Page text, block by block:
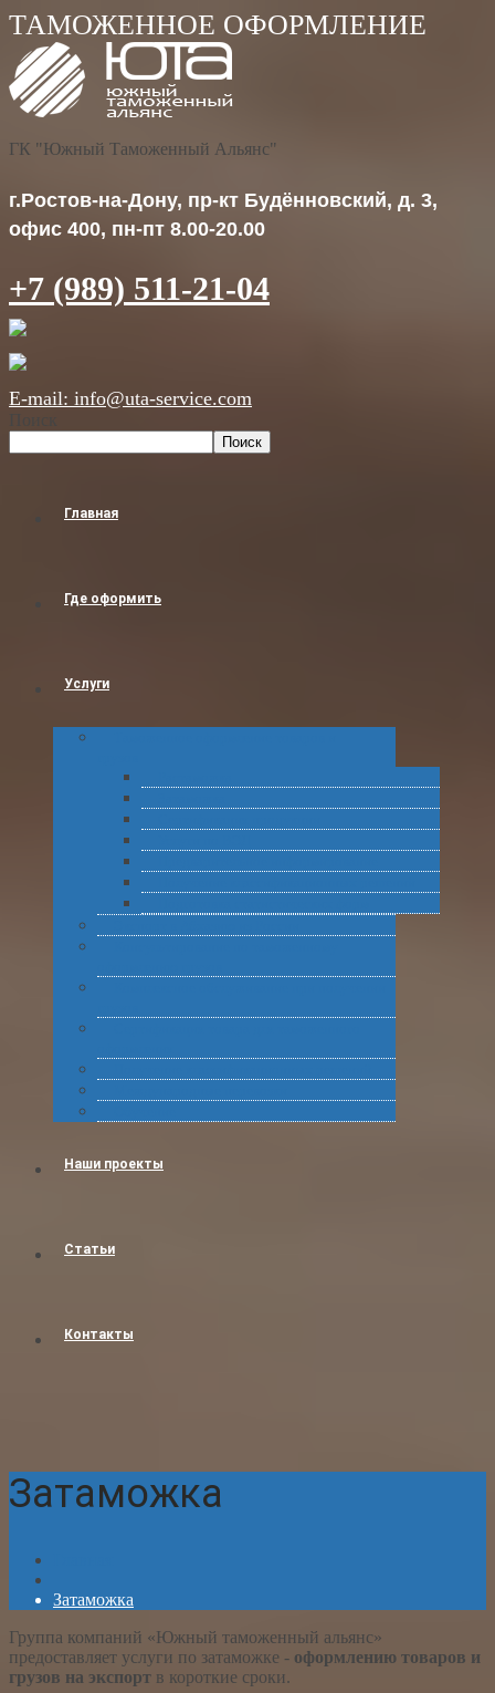
ГК "Южный Таможенный Альянс"
г.Ростов-на-Дону, пр-кт Будённовский, д. 3,
офис 400, пн-пт 8.00-20.00
+7 (989) 511-21-04
E-mail: info@uta-service.com
Поиск
Главная
Где оформить
Услуги
Наши проекты
Статьи
Контакты
Затаможка
Затаможка
Группа компаний «Южный таможенный альянс»
предоставляет услуги по затаможке - оформлению товаров и
грузов на экспорт в короткие сроки.